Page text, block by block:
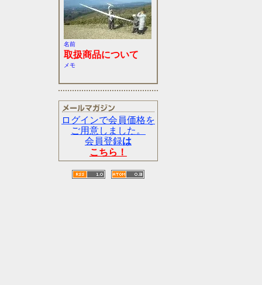
名前
取扱商品について
メモ
ログインで会員価格を
ご用意しました。
会員登録は
こちら！